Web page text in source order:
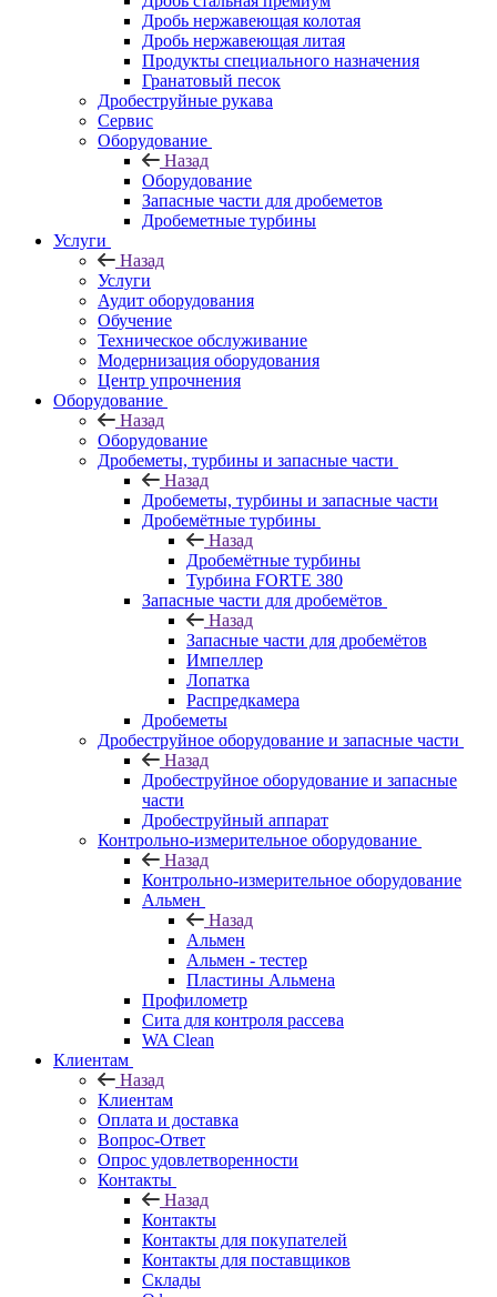
Дробь нержавеющая колотая
Дробь нержавеющая литая
Продукты специального назначения
Гранатовый песок
Дробеструйные рукава
Сервис
Оборудование
Назад
Оборудование
Запасные части для дробеметов
Дробеметные турбины
Услуги
Назад
Услуги
Аудит оборудования
Обучение
Техническое обслуживание
Модернизация оборудования
Центр упрочнения
Оборудование
Назад
Оборудование
Дробеметы, турбины и запасные части
Назад
Дробеметы, турбины и запасные части
Дробемётные турбины
Назад
Дробемётные турбины
Турбина FORTE 380
Запасные части для дробемётов
Назад
Запасные части для дробемётов
Импеллер
Лопатка
Распредкамера
Дробеметы
Дробеструйное оборудование и запасные части
Назад
Дробеструйное оборудование и запасные
части
Дробеструйный аппарат
Контрольно-измерительное оборудование
Назад
Контрольно-измерительное оборудование
Альмен
Назад
Альмен
Альмен - тестер
Пластины Альмена
Профилометр
Сита для контроля рассева
WA Clean
Клиентам
Назад
Клиентам
Оплата и доставка
Вопрос-Ответ
Опрос удовлетворенности
Контакты
Назад
Контакты
Контакты для покупателей
Контакты для поставщиков
Склады